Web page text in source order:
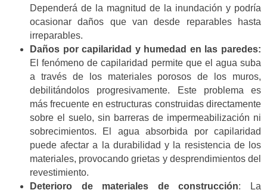
Dependerá de la magnitud de la inundación y podría
ocasionar daños que van desde reparables hasta
irreparables.
Daños por capilaridad y humedad en las paredes:
El fenómeno de capilaridad permite que el agua suba
a través de los materiales porosos de los muros,
debilitándolos progresivamente. Este problema es
más frecuente en estructuras construidas directamente
sobre el suelo, sin barreras de impermeabilización ni
sobrecimientos. El agua absorbida por capilaridad
puede afectar a la durabilidad y la resistencia de los
materiales, provocando grietas y desprendimientos del
revestimiento.
Deterioro de materiales de construcción: La